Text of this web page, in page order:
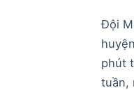
Đội
phút
tuần,